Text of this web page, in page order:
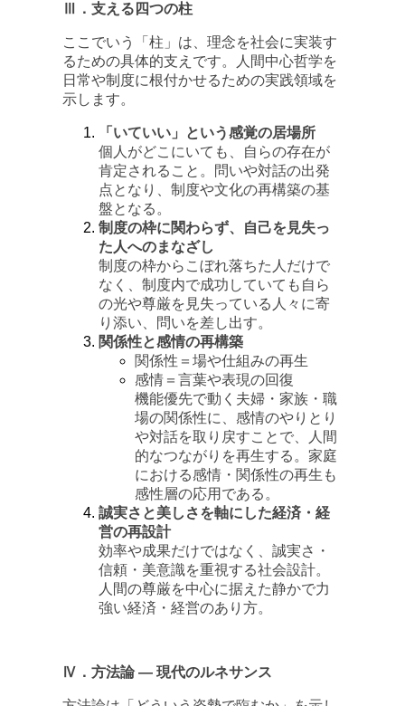
Ⅲ．支える四つの柱
ここでいう「柱」は、理念を社会に実装す
るための具体的支えです。人間中心哲学を
日常や制度に根付かせるための実践領域を
示します。
「いていい」という感覚の居場所
個人がどこにいても、自らの存在が
肯定されること。問いや対話の出発
点となり、制度や文化の再構築の基
盤となる。
制度の枠に関わらず、自己を見失っ
た人へのまなざし
制度の枠からこぼれ落ちた人だけで
なく、制度内で成功していても自ら
の光や尊厳を見失っている人々に寄
り添い、問いを差し出す。
関係性と感情の再構築
関係性＝場や仕組みの再生
感情＝言葉や表現の回復
機能優先で動く夫婦・家族・職
場の関係性に、感情のやりとり
や対話を取り戻すことで、人間
的なつながりを再生する。家庭
における感情・関係性の再生も
感性層の応用である。
誠実さと美しさを軸にした経済・経
営の再設計
効率や成果だけではなく、誠実さ・
信頼・美意識を重視する社会設計。
人間の尊厳を中心に据えた静かで力
強い経済・経営のあり方。
Ⅳ．方法論 ― 現代のルネサンス